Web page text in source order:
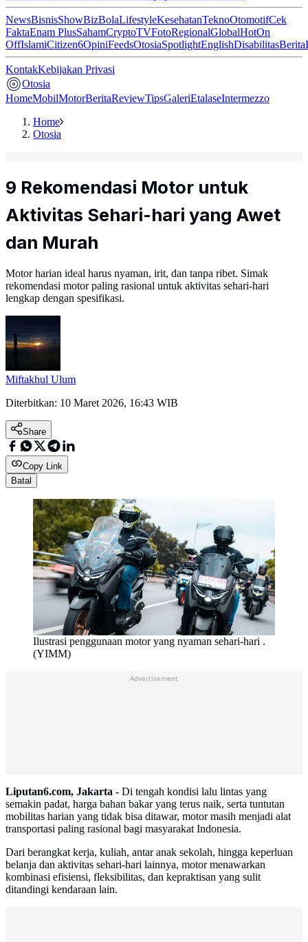
NewsBisnisShowBizBolaLifestyleKesehatanTeknoOtomotifCek
FaktaEnam PlusSahamCryptoTVFotoRegionalGlobalHotOn
OffIslamiCitizen6OpiniFeedsOtosiaSpotlightEnglishDisabilitasBerita
KontakKebijakan Privasi
Otosia
HomeMobilMotorBeritaReviewTipsGaleriEtalaseIntermezzo
Home
Otosia
9 Rekomendasi Motor untuk
Aktivitas Sehari-hari yang Awet
dan Murah
Motor harian ideal harus nyaman, irit, dan tanpa ribet. Simak
rekomendasi motor paling rasional untuk aktivitas sehari-hari
lengkap dengan spesifikasi.
Miftakhul Ulum
Diterbitkan: 10 Maret 2026, 16:43 WIB
Share
Copy Link
Batal
Ilustrasi penggunaan motor yang nyaman sehari-hari .
(YIMM)
Liputan6.com, Jakarta - Di tengah kondisi lalu lintas yang
semakin padat, harga bahan bakar yang terus naik, serta tuntutan
mobilitas harian yang tidak bisa ditawar, motor masih menjadi alat
transportasi paling rasional bagi masyarakat Indonesia.
Dari berangkat kerja, kuliah, antar anak sekolah, hingga keperluan
belanja dan aktivitas sehari-hari lainnya, motor menawarkan
kombinasi efisiensi, fleksibilitas, dan kepraktisan yang sulit
ditandingi kendaraan lain.